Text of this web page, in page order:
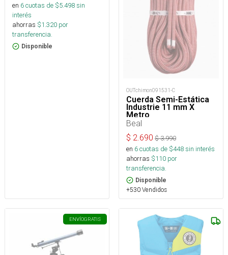
en 6cuotas de $5.498sin
interés
ahorras $1.320 por
transferencia.
Disponible
OUTchimon091531-C
Cuerda Semi-Estática
Industrie 11 mm X
Metro
Beal
$ 2.690 $3.990
en 6cuotas de $448sin interés
ahorras $110 por
transferencia.
Disponible
+530 Vendidos
ENVÍOGRATIS